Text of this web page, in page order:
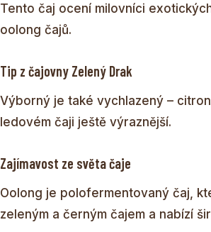
Tento čaj ocení milovníci
oolong čajů.
Tip z čajovny Zelený Drak
Výborný je také vychlazený –
ledovém čaji ještě výraznější.
Zajímavost ze světa čaje
Oolong je polofermentovaný čaj,
zeleným a černým čajem a nabízí